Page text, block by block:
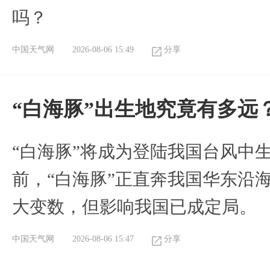
吗？
中国天气网 2026-08-06 15:49 分享
“白海豚”出生地究竟有多远
“白海豚”将成为登陆我国台风中
前，“白海豚”正直奔我国华东沿
大变数，但影响我国已成定局。
中国天气网 2026-08-06 15:47 分享